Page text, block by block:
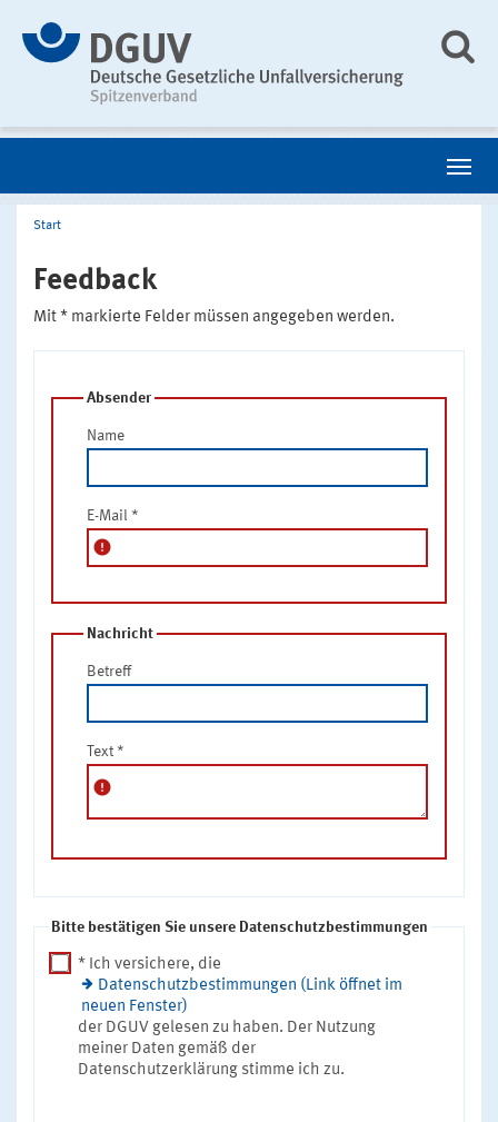
Start
Feedback
Mit * markierte Felder müssen angegeben werden.
Absender
Name
E-Mail *
error
Nachricht
Betreff
Text *
error
Bitte bestätigen Sie unsere Datenschutzbestimmungen
* Ich versichere, die
Datenschutzbestimmungen (Link öffnet im
neuen Fenster)
der DGUV gelesen zu haben. Der Nutzung
meiner Daten gemäß der
Datenschutzerklärung stimme ich zu.